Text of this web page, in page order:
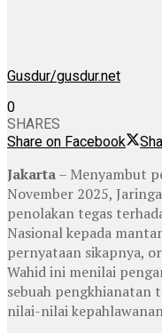
Gusdur/gusdur.net
0
SHARES
Share on Facebook
Jakarta– Menyambut
November 2025,
penolakan tegas
Nasional kepada
pernyataan sikapnya,
Wahid ini menilai
sebuah pengkhianatan
nilai-nilai